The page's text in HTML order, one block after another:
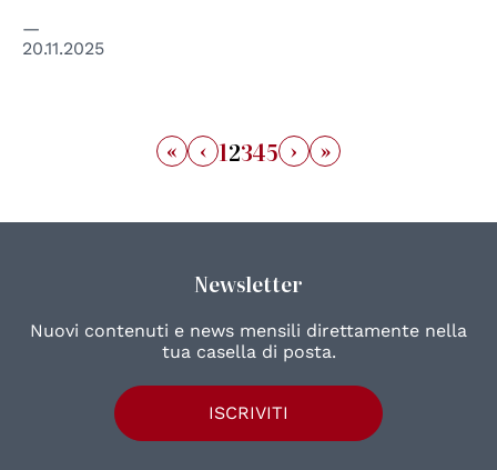
20.11.2025
« ‹ 12345 › »
Newsletter
Nuovi contenuti e news mensili direttamente nella
tua casella di posta.
ISCRIVITI